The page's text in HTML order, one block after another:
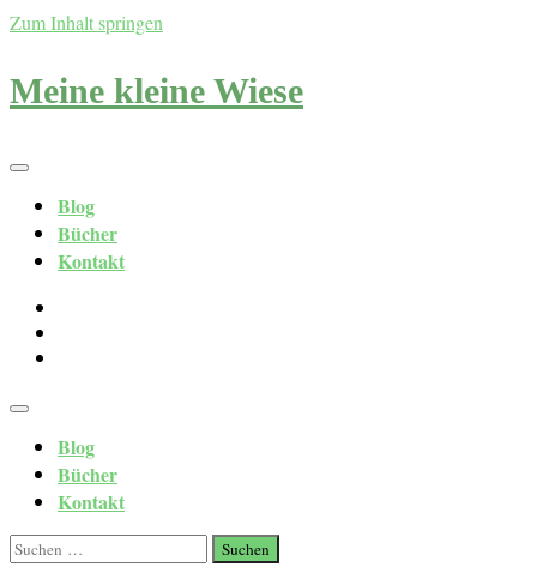
Zum Inhalt springen
Meine kleine Wiese
Blog
Bücher
Kontakt
Blog
Bücher
Kontakt
Suchen
nach: